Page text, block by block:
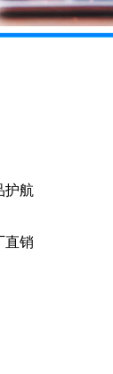
护航
直销